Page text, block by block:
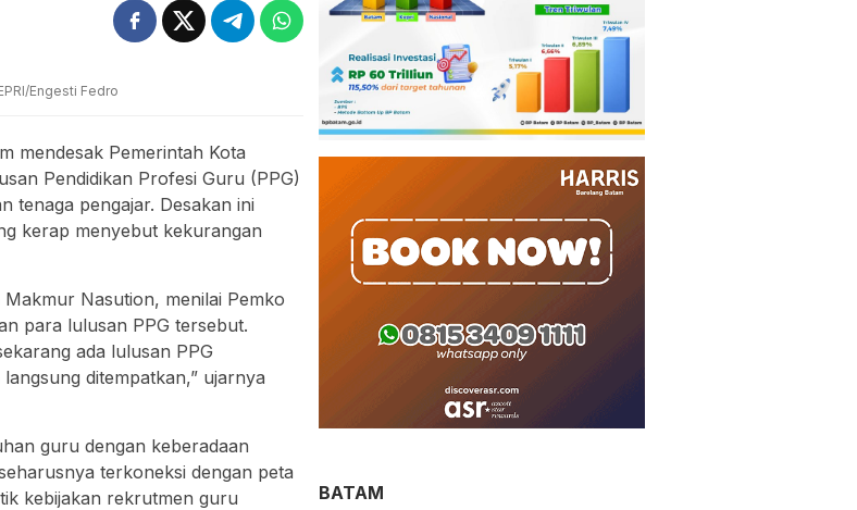
Engesti Fedro
mendesak Pemerintah Kota
Pendidikan Profesi Guru (PPG)
tenaga pengajar. Desakan ini
kerap menyebut kekurangan
Nasution, menilai Pemko
para lulusan PPG tersebut.
ada lulusan PPG
ditempatkan,” ujarnya
guru dengan keberadaan
terkoneksi dengan peta
kebijakan rekrutmen guru
BATAM